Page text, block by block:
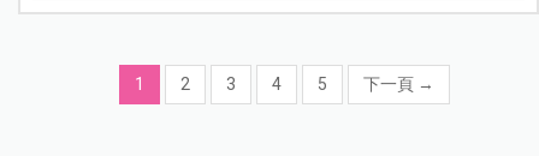
1 2 3 4 5 下一頁 →